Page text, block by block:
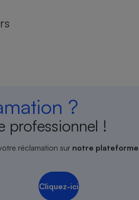
?
professionnel !
réclamation sur notre
Cliquez-ici